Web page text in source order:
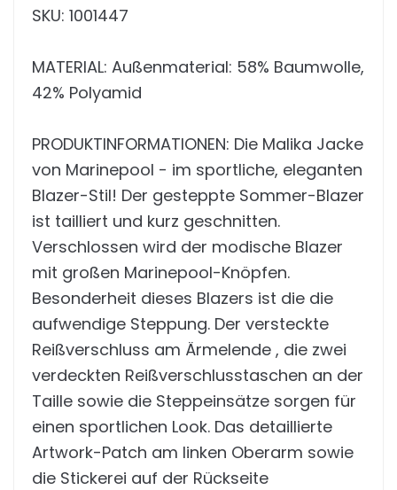
SKU: 1001447
MATERIAL: Außenmaterial: 58% Baumwolle,
42% Polyamid
PRODUKTINFORMATIONEN: Die Malika Jacke
von Marinepool - im sportliche, eleganten
Blazer-Stil! Der gesteppte Sommer-Blazer
ist tailliert und kurz geschnitten.
Verschlossen wird der modische Blazer
mit großen Marinepool-Knöpfen.
Besonderheit dieses Blazers ist die die
aufwendige Steppung. Der versteckte
Reißverschluss am Ärmelende , die zwei
verdeckten Reißverschlusstaschen an der
Taille sowie die Steppeinsätze sorgen für
einen sportlichen Look. Das detaillierte
Artwork-Patch am linken Oberarm sowie
die Stickerei auf der Rückseite